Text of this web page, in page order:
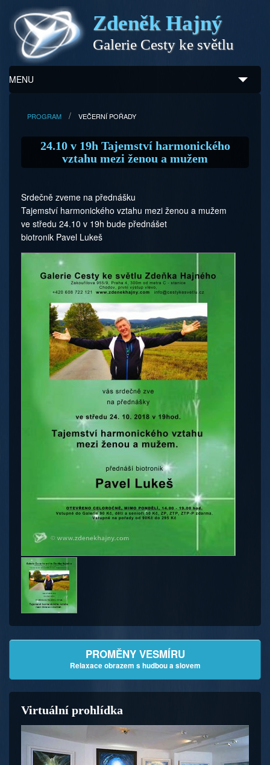
Zdeněk Hajný
Galerie Cesty ke světlu
MENU
Zdeněk Hajný
Ukázky z díla
Program
Doprovodný prodej
Kontakty
PROGRAM VEČERNÍ POŘADY
24.10 v 19h Tajemství harmonického
vztahu mezi ženou a mužem
Srdečně zveme na přednášku
Tajemství harmonického vztahu mezi ženou a mužem
ve středu 24.10 v 19h bude přednášet
biotronik Pavel Lukeš
PROMĚNY VESMÍRU
Relaxace obrazem s hudbou a slovem
Virtuální prohlídka